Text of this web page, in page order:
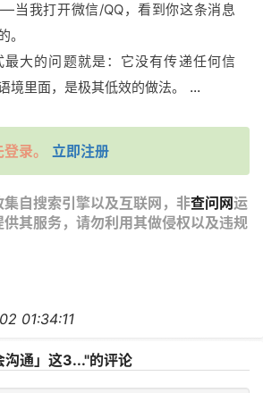
当我打开微信/QQ，看到你这条消息
。
大的问题就是：它没有传递任何信
境里面，是极其低效的做法。
...
录。 立即注册
自搜索引擎以及互联网，非查问网运
供其服务，请勿利用其做侵权以及违规
01:34:11
沟通」这3..."的评论